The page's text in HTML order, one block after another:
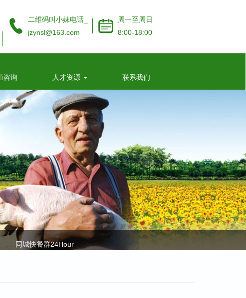
二维码叫小妹电话_
jzynsl@163.com
周一至周日
8:00-18:00
咨询 人才资源 联系我们
今日推荐同城约茶服务平台，全国风楼，空降
400一次全约微信联系方式-附近服务快餐的地-MBA约网
全国高端空降app可约平台_全国可约可空降联系方式-全国
空降约app软件
在酒店晚上大家都是怎么约到附近的—附近可约女联系方
式
同城快餐群24Hour
同城上门联系方式_怎么找当地小妹_百度百科
人